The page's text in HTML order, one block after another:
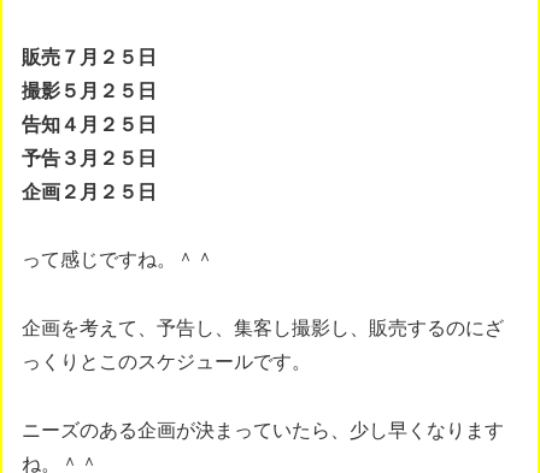
販売７月２５日
撮影５月２５日
告知４月２５日
予告３月２５日
企画２月２５日
って感じですね。＾＾
企画を考えて、予告し、集客し撮影し、販売するのにざ
っくりとこのスケジュールです。
ニーズのある企画が決まっていたら、少し早くなります
ね。＾＾